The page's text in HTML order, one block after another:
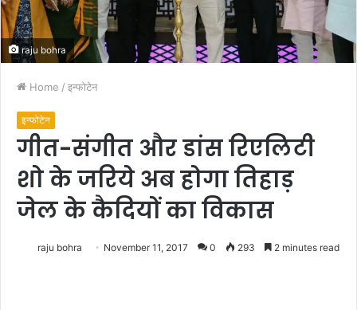
raju bohra
Home / इन्फोटेन
इन्फोटेन
गीत-संगीत और डांस रिएलिटी
शो के जरिये अब होगा तिहाड़
जेल के कैदियों का विकास
raju bohra November 11, 2017 0 293 2 minutes read